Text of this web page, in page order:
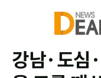
강남·도심